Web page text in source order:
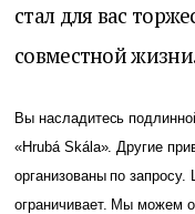
стал для вас
совместной
Вы насладитесь
«Hrubá Skála». Другие
организованы по
ограничивает. Мы можем